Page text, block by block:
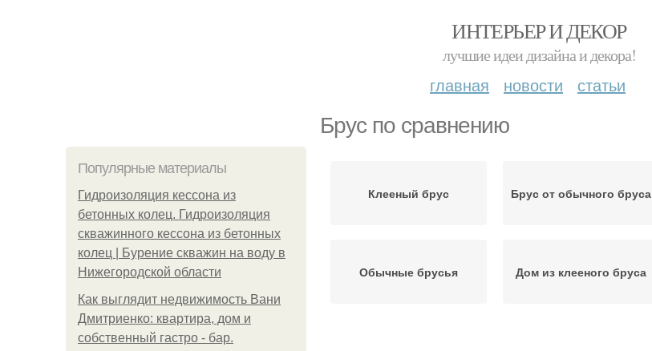
ИНТЕРЬЕР И ДЕКОР
лучшие идеи дизайна и декора!
главная новости статьи
Брус по сравнению
Популярные материалы
Гидроизоляция кессона из
бетонных колец. Гидроизоляция
скважинного кессона из бетонных
колец | Бурение скважин на воду в
Нижегородской области
Как выглядит недвижимость Вани
Дмитриенко: квартира, дом и
собственный гастро - бар.
Клееный брус Брус от обычного бруса
Обычные брусья Дом из клееного бруса